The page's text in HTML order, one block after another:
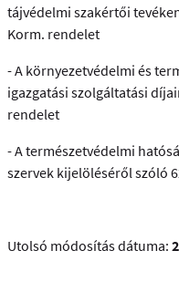
tájvédelmi szakértői
Korm. rendelet
- A környezetvédelmi és
igazgatási szolgáltatási
rendelet
- A természetvédelmi
szervek kijelöléséről szóló
Utolsó módosítás dátuma: